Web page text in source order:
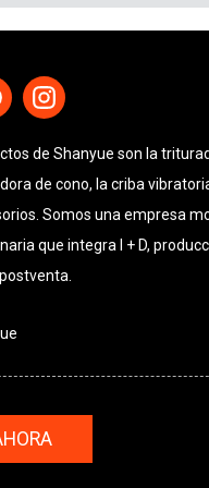
de Shanyue son la
de cono, la criba
Somos una empresa
que integra I + D,